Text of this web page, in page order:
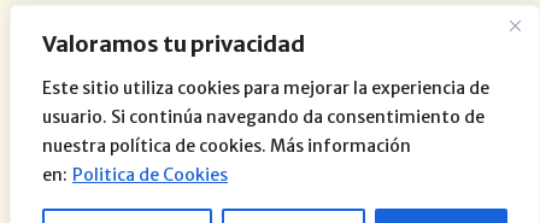
Valoramos tu privacidad
Este sitio utiliza cookies para mejorar la experiencia de
usuario. Si continúa navegando da consentimiento de
nuestra política de cookies. Más información
en: Politica de Cookies